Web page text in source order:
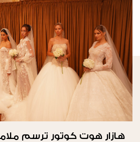
هازار هوت كوتور ترسم